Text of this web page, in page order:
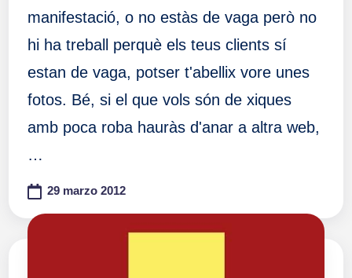
manifestació, o no estàs de vaga però no
hi ha treball perquè els teus clients sí
estan de vaga, potser t'abellix vore unes
fotos. Bé, si el que vols són de xiques
amb poca roba hauràs d'anar a altra web,
…
29 marzo 2012